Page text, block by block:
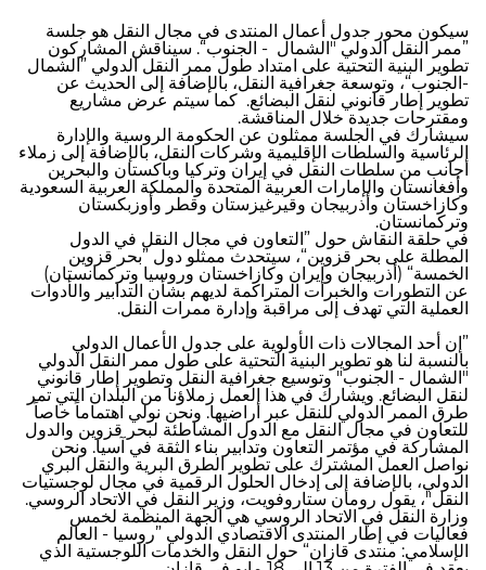
سيكون محور جدول أعمال المنتدى في مجال النقل هو جلسة
”ممر النقل الدولي "الشمال - الجنوب“. سيناقش المشاركون
تطوير البنية التحتية على امتداد طول ممر النقل الدولي ”الشمال
-الجنوب“، وتوسعة جغرافية النقل، بالإضافة إلى الحديث عن
تطوير إطار قانوني لنقل البضائع. كما سيتم عرض مشاريع
ومقترحات جديدة خلال المناقشة.
سيشارك في الجلسة ممثلون عن الحكومة الروسية والإدارة
الرئاسية والسلطات الإقليمية وشركات النقل، بالإضافة إلى زملاء
أجانب من سلطات النقل في إيران وتركيا وباكستان والبحرين
وأفغانستان والإمارات العربية المتحدة والمملكة العربية السعودية
وكازاخستان وأذربيجان وقيرغيزستان وقطر وأوزبكستان
وتركمانستان.
في حلقة النقاش حول ”التعاون في مجال النقل في الدول
المطلة على بحر قزوين“، سيتحدث ممثلو دول ”بحر قزوين
الخمسة“ (أذربيجان وإيران وكازاخستان وروسيا وتركمانستان)
عن التطورات والخبرات المتراكمة لديهم بشأن التدابير والأدوات
العملية التي تهدف إلى مراقبة وإدارة ممرات النقل.
”إن أحد المجالات ذات الأولوية على جدول الأعمال الدولي
بالنسبة لنا هو تطوير البنية التحتية على طول ممر النقل الدولي
"الشمال - الجنوب" وتوسيع جغرافية النقل وتطوير إطار قانوني
لنقل البضائع. ويشارك في هذا العمل زملاؤنا من البلدان التي تمر
طرق الممر الدولي للنقل عبر أراضيها. ونحن نولي اهتماماً خاصاً
للتعاون في مجال النقل مع الدول المشاطئة لبحر قزوين والدول
المشاركة في مؤتمر التعاون وتدابير بناء الثقة في آسيا. ونحن
نواصل العمل المشترك على تطوير الطرق البرية والنقل البري
الدولي، بالإضافة إلى إدخال الحلول الرقمية في مجال لوجستيات
النقل"، يقول رومان ستاروفويت، وزير النقل في الاتحاد الروسي.
وزارة النقل في الاتحاد الروسي هي الجهة المنظمة لخمس
فعاليات في إطار المنتدى الاقتصادي الدولي ”روسيا - العالم
الإسلامي: منتدى قازان“ حول النقل والخدمات اللوجستية الذي